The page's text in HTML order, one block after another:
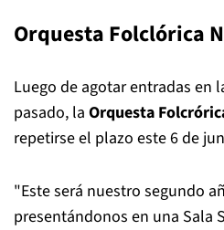
Orquesta Folclórica
Luego de agotar entradas en
pasado, la Orquesta
repetirse el plazo este 6 de
"Este será nuestro segundo
presentándonos en una Sala